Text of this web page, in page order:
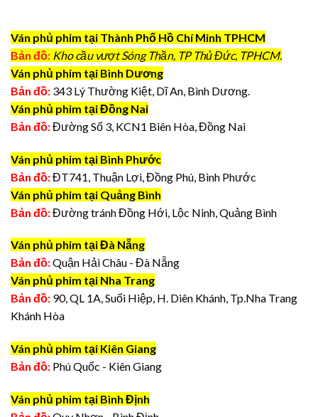
Ván phủ phim tại Thành Phố Hồ Chí Minh TPHCM
Bản đồ: Kho cầu vượt Sóng Thần, TP Thủ Đức, TPHCM.
Ván phủ phim tại Bình Dương
Bản đồ: 343 Lý Thường Kiệt, Dĩ An, Bình Dương.
Ván phủ phim tại Đồng Nai
Bản đồ:Đường Số 3, KCN1 Biên Hòa, Đồng Nai
Ván phủ phim tại Bình Phước
Bản đồ:ĐT741, Thuận Lợi, Đồng Phú, Bình Phước
Ván phủ phim tại Quảng Bình
Bản đồ:Đường tránh Đồng Hới, Lộc Ninh, Quảng Bình
Ván phủ phim tại Đà Nẵng
Bản đồ:Quận Hải Châu - Đà Nẵng
Ván phủ phim tại Nha Trang
Bản đồ: 90, QL 1A, Suối Hiệp, H. Diên Khánh, Tp.Nha Trang
Khánh Hòa
Ván phủ phim tại Kiên Giang
Bản đồ: Phú Quốc - Kiên Giang
Ván phủ phim tại Bình Định